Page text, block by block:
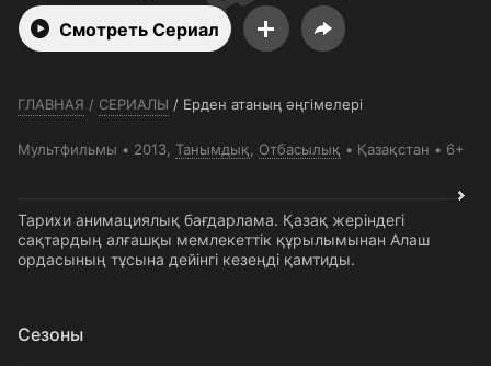
Смотреть Сериал
ГЛАВНАЯ / СЕРИАЛЫ / Ерден атаның әңгімелері
Мультфильмы 2013, Танымдық Отбасылық Қазақстан 6+
Тарихи анимациялық бағдарлама. Қазақ жеріндегі
сақтардың алғашқы мемлекеттік құрылымынан Алаш
ордасының тұсына дейінгі кезеңді қамтиды.
Сезоны